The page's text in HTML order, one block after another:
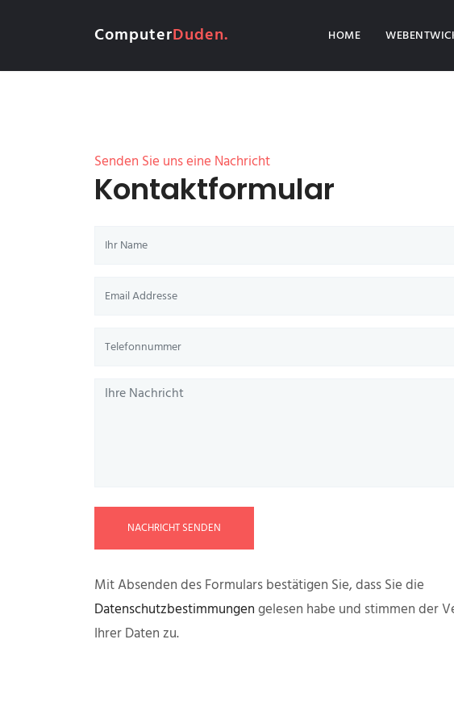
ComputerDuden. HOME(CURRENT)
Senden Sie uns eine Nachricht
Kontaktformular
NACHRICHT SENDEN
Mit Absenden des Formulars bestätigen Sie, dass Sie die
Datenschutzbestimmungengelesen habe und stimmen der
Ihrer Daten zu.